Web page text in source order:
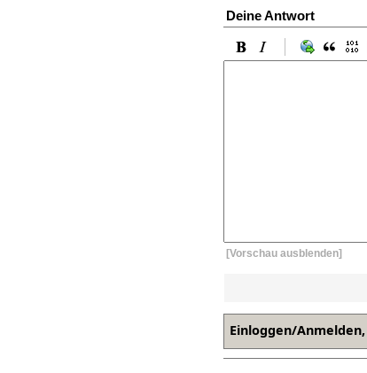
Deine Antwort
[Vorschau ausblenden]